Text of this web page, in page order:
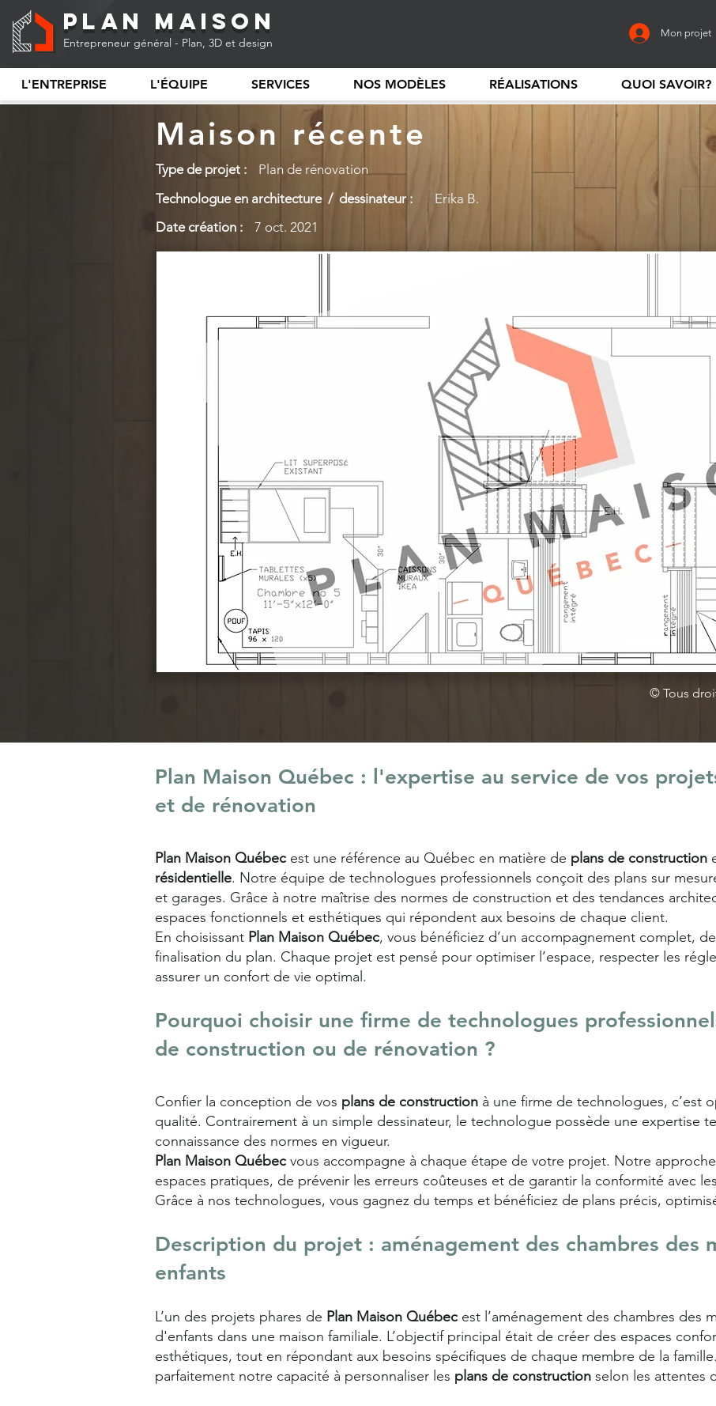
Plan Maison
Entrepreneur général - Plan, 3D et design
Mon projet
L'ENTREPRISE L'ÉQUIPE SERVICES NOS MODÈLES RÉALISATIONS QUOI SAVOIR?
Maison récente
Type de projet :
Plan de rénovation
Technologue en architecture / dessinateur :
Erika B.
Date création :
7 oct. 2021
© Tous
Plan Maison Québec : l'expertise au service de vos
et de rénovation
Plan Maison Québec est une référence au Québec en matière de plans de construction
résidentielle. Notre équipe de technologues professionnels conçoit des plans sur
et garages. Grâce à notre maîtrise des normes de construction et des tendances
espaces fonctionnels et esthétiques qui répondent aux besoins de chaque client.
En choisissant Plan Maison Québec, vous bénéficiez d’un accompagnement complet,
finalisation du plan. Chaque projet est pensé pour optimiser l’espace, respecter les
assurer un confort de vie optimal.
Pourquoi choisir une firme de technologues
de construction ou de rénovation ?
Confier la conception de vos plans de construction à une firme de technologues, c’est
qualité. Contrairement à un simple dessinateur, le technologue possède une expertise
connaissance des normes en vigueur.
Plan Maison Québec vous accompagne à chaque étape de votre projet. Notre
espaces pratiques, de prévenir les erreurs coûteuses et de garantir la conformité avec
Grâce à nos technologues, vous gagnez du temps et bénéficiez de plans précis,
Description du projet : aménagement des chambres des
enfants
L’un des projets phares de Plan Maison Québec est l’aménagement des chambres des
d'enfants dans une maison familiale. L’objectif principal était de créer des espaces
esthétiques, tout en répondant aux besoins spécifiques de chaque membre de la
parfaitement notre capacité à personnaliser les plans de construction selon les attentes